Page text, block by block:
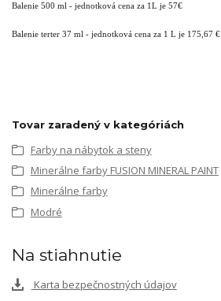
Balenie 500 ml - jednotková cena za 1L je 57€
Balenie terter 37 ml - jednotková cena za 1 L je 175,67 €
Tovar zaradený v kategóriách
Farby na nábytok a steny
Minerálne farby FUSION MINERAL PAINT
Minerálne farby
Modré
Na stiahnutie
Karta bezpečnostných údajov